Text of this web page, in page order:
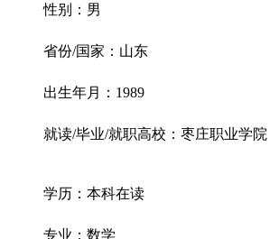
性别：男
省份/国家：山东
出生年月：1989
就读/毕业/就职高校：枣庄职业学院
学历：本科在读
专业：数学